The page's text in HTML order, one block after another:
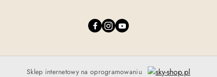
Sklep internetowy na oprogramowaniu